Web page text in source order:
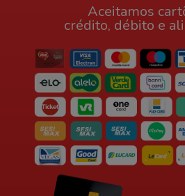
Aceitamos
crédito, débito e